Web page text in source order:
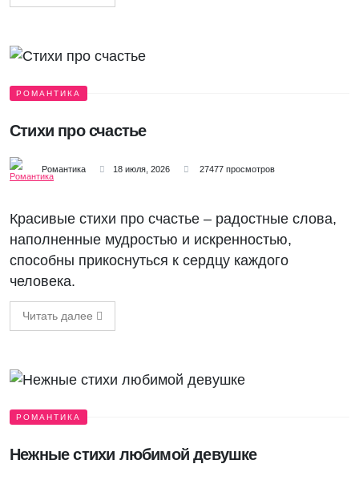
РОМАНТИКА
Стихи про счастье
Романтика 18 июля, 2026 27477 просмотров
Красивые стихи про счастье – радостные слова,
наполненные мудростью и искренностью,
способны прикоснуться к сердцу каждого
человека.
Читать далее
РОМАНТИКА
Нежные стихи любимой девушке